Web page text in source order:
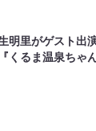
明里がゲスト出
くるま温泉ちゃ